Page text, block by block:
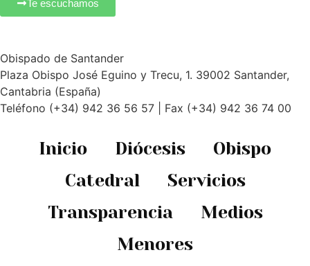
Te escuchamos
Obispado de Santander
Plaza Obispo José Eguino y Trecu, 1. 39002 Santander,
Cantabria (España)
Teléfono (+34) 942 36 56 57 | Fax (+34) 942 36 74 00
Inicio Diócesis
Obispo
Catedral
Servicios
Transparencia
Medios
Menores